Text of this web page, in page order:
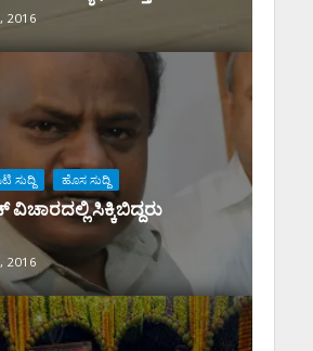
2016
ಸುದ್ದಿ ಹೊಸ ಸುದ್ದಿ
ಸಿಕ್ಕಿಬಿದ್ದರು
2016